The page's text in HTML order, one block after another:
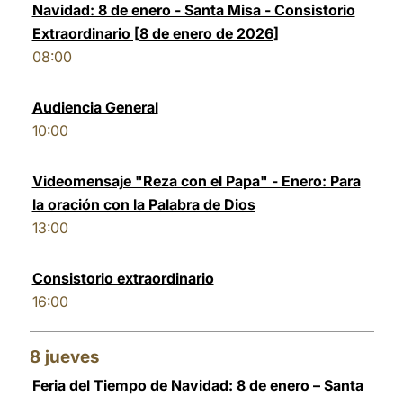
Navidad: 8 de enero - Santa Misa - Consistorio
Extraordinario [8 de enero de 2026]
08:00
Audiencia General
10:00
Videomensaje "Reza con el Papa" - Enero: Para
la oración con la Palabra de Dios
13:00
Consistorio extraordinario
16:00
8 jueves
Feria del Tiempo de Navidad: 8 de enero – Santa